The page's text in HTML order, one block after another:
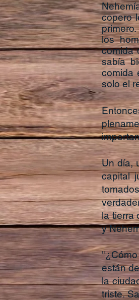
copero
los
comida
sabía
comida
solo el
Un día,
capital
la tierra
y
están
la
triste.